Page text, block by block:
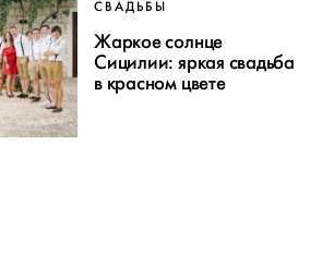
СВАДЬБЫ
Жаркое солнце
Сицилии: яркая свадьба
в красном цвете